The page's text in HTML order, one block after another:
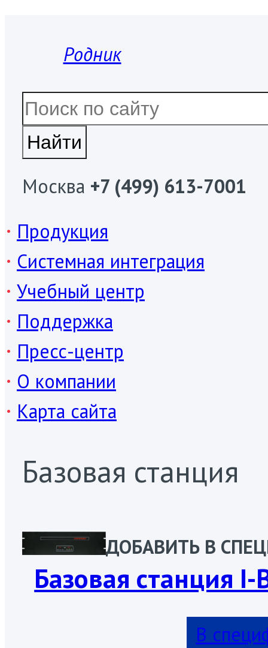
Родник
Москва +7 (499) 613-7001
Продукция
Системная интеграция
Учебный центр
Поддержка
Пресс-центр
О компании
Карта сайта
Базовая станция
Базовая станция I-
В
ДОБАВИТЬ В